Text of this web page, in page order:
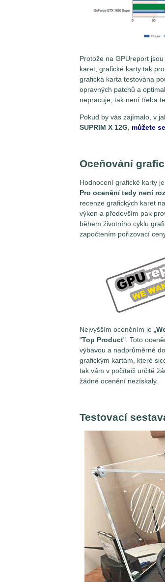
Protože na GPUreport
karet, grafické karty tak
grafická karta testována
opravných patchů a
nepracuje, tak není třeba
Pokud by vás zajímalo, v
SUPRIM X 12G
můžete
Oceňování
Hodnocení grafické karty
Pro ocenění tedy není
recenze grafických karet
výkon a především pak
během životního cyklu
započtením pořizovací
Nejvyšším oceněním je „
"Top Product". Toto
výbavou a nadprůměrně
grafickým kartám, které
tak vám v počítači určitě
žádné ocenění nezískaly.
Testovací